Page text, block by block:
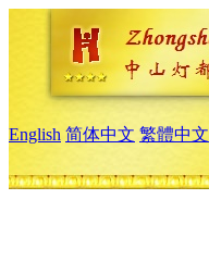
English 简体中文 繁體中文